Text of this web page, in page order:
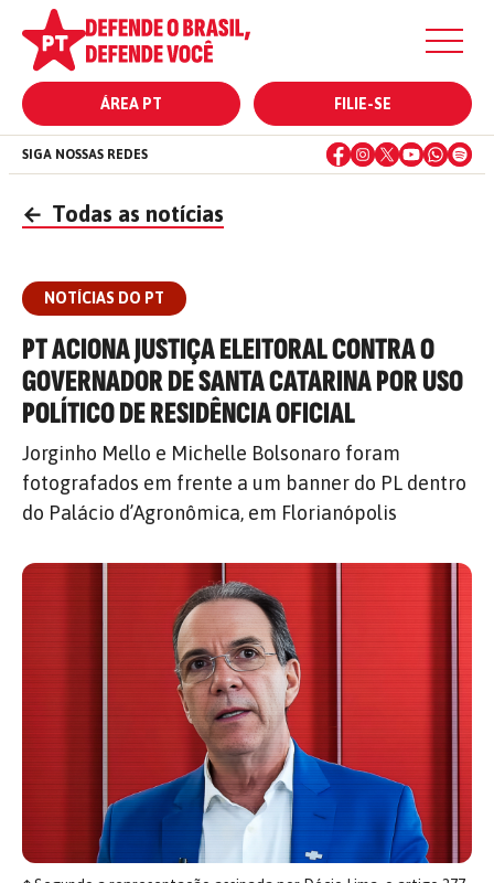
ÁREA PT FILIE-SE
SIGA NOSSAS REDES
← Todas as notícias
NOTÍCIAS DO PT
PT ACIONA JUSTIÇA ELEITORAL CONTRA O
GOVERNADOR DE SANTA CATARINA POR USO
POLÍTICO DE RESIDÊNCIA OFICIAL
Jorginho Mello e Michelle Bolsonaro foram
fotografados em frente a um banner do PL dentro
do Palácio d’Agronômica, em Florianópolis